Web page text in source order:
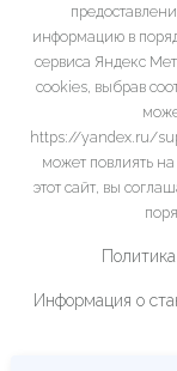
информацию в
сервиса Яндекс
cookies, выбрав
https://yandex.ru/
может повлиять
этот сайт, вы
Информация о